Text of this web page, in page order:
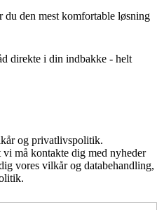
den mest komfortable løsning
direkte i din indbakke - helt
og privatlivspolitik.
må kontakte dig med nyheder
vores vilkår og databehandling,